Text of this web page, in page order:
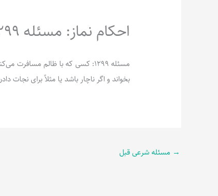
احکام نماز: مسئله 1299
مسئله 1299: کسی که با ظالم
بخواند و اگر ناچار باشد یا مثلاً برای
→ مسئله شرعی قبل